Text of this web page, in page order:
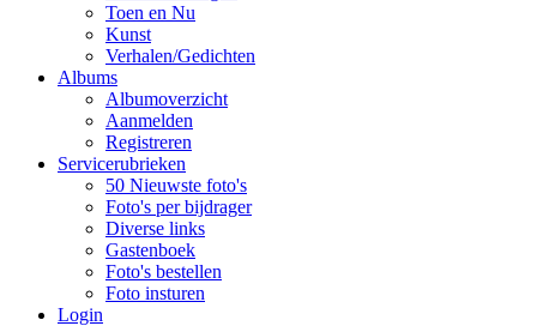
Toen en Nu
Kunst
Verhalen/Gedichten
Albums
Albumoverzicht
Aanmelden
Registreren
Servicerubrieken
50 Nieuwste foto's
Foto's per bijdrager
Diverse links
Gastenboek
Foto's bestellen
Foto insturen
Login